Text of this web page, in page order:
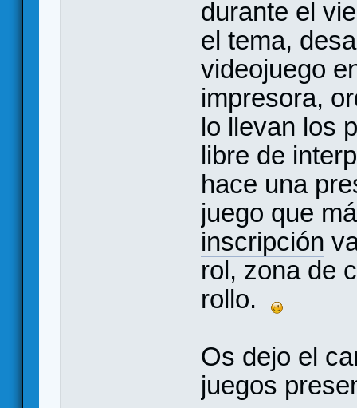
durante el
el tema,
videojuego
impresora,
lo llevan los
libre de
hace una
juego que
inscripción
rol, zona de
rollo.
Os dejo el
juegos